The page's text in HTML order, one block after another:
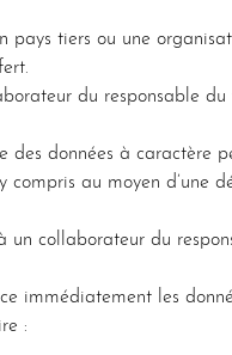
pays tiers ou une
du responsable
des données à caractère
compris au moyen d’une
un collaborateur du
immédiatement les
: